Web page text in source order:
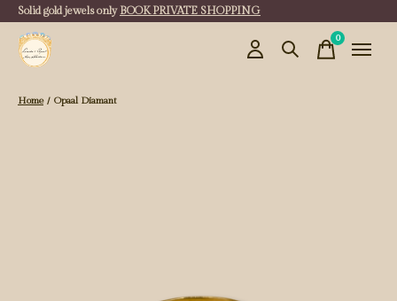
Solid gold jewels only BOOK PRIVATE SHOPPING
0items
Home / Opaal Diamant